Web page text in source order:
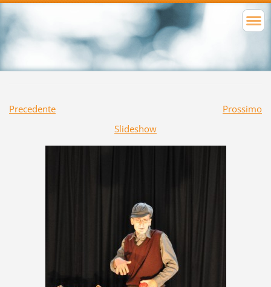
Precedente
Prossimo
Slideshow